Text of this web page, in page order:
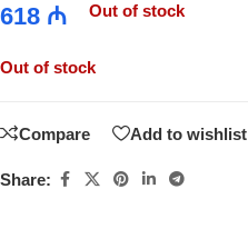
618 ₼ Out of stock
Out of stock
Compare Add to wishlist
Share: